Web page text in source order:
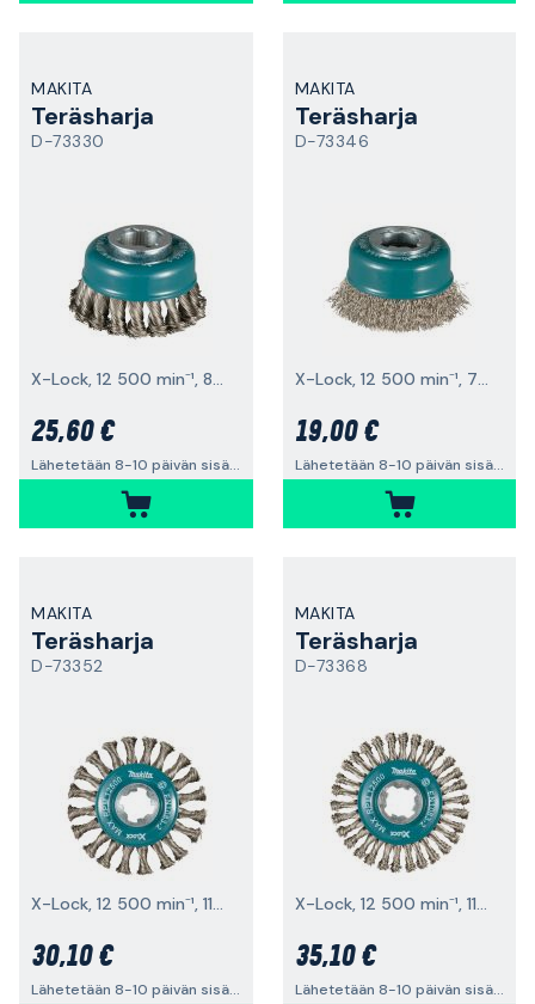
MAKITA
Teräsharja
D-73330
X-Lock, 12 500 min⁻¹, 80x0,5 mm
25,60 €
Lähetetään 8-10 päivän sisällä
MAKITA
Teräsharja
D-73346
X-Lock, 12 500 min⁻¹, 75x0,3 mm
19,00 €
Lähetetään 8-10 päivän sisällä
MAKITA
Teräsharja
D-73352
X-Lock, 12 500 min⁻¹, 115x0,5 mm
30,10 €
Lähetetään 8-10 päivän sisällä
MAKITA
Teräsharja
D-73368
X-Lock, 12 500 min⁻¹, 115x0,5 mm
35,10 €
Lähetetään 8-10 päivän sisällä